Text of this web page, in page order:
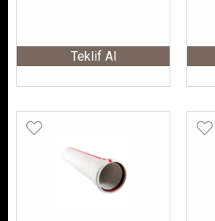
Teklif Al